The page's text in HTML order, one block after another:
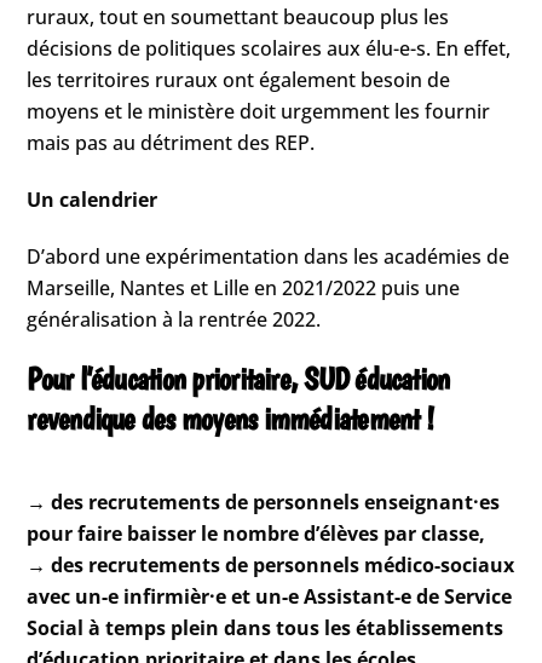
ruraux, tout en soumettant beaucoup plus les
décisions de politiques scolaires aux élu-e-s. En effet,
les territoires ruraux ont également besoin de
moyens et le ministère doit urgemment les fournir
mais pas au détriment des REP.
Un calendrier
D’abord une expérimentation dans les académies de
Marseille, Nantes et Lille en 2021/2022 puis une
généralisation à la rentrée 2022.
Pour l’éducation prioritaire, SUD éducation
revendique des moyens immédiatement !
→ des recrutements de personnels enseignant·es
pour faire baisser le nombre d’élèves par classe,
→ des recrutements de personnels médico-sociaux
avec un-e infirmièr·e et un-e Assistant-e de Service
Social à temps plein dans tous les établissements